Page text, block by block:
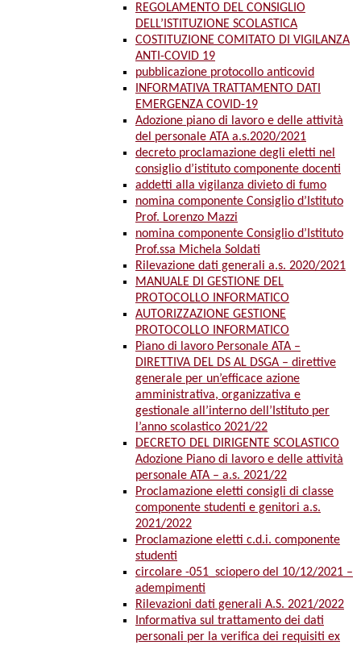
REGOLAMENTO DEL CONSIGLIO
DELL’ISTITUZIONE SCOLASTICA
COSTITUZIONE COMITATO DI VIGILANZA
ANTI-COVID 19
pubblicazione protocollo anticovid
INFORMATIVA TRATTAMENTO DATI
EMERGENZA COVID-19
Adozione piano di lavoro e delle attività
del personale ATA a.s.2020/2021
decreto proclamazione degli eletti nel
consiglio d’istituto componente docenti
addetti alla vigilanza divieto di fumo
nomina componente Consiglio d’Istituto
Prof. Lorenzo Mazzi
nomina componente Consiglio d’Istituto
Prof.ssa Michela Soldati
Rilevazione dati generali a.s. 2020/2021
MANUALE DI GESTIONE DEL
PROTOCOLLO INFORMATICO
AUTORIZZAZIONE GESTIONE
PROTOCOLLO INFORMATICO
Piano di lavoro Personale ATA –
DIRETTIVA DEL DS AL DSGA – direttive
generale per un’efficace azione
amministrativa, organizzativa e
gestionale all’interno dell’Istituto per
l’anno scolastico 2021/22
DECRETO DEL DIRIGENTE SCOLASTICO
Adozione Piano di lavoro e delle attività
personale ATA – a.s. 2021/22
Proclamazione eletti consigli di classe
componente studenti e genitori a.s.
2021/2022
Proclamazione eletti c.d.i. componente
studenti
circolare -051_sciopero del 10/12/2021 –
adempimenti
Rilevazioni dati generali A.S. 2021/2022
Informativa sul trattamento dei dati
personali per la verifica dei requisiti ex